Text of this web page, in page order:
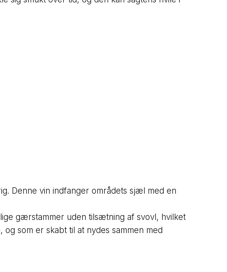
Denne vin indfanger områdets sjæl med en
gærstammer uden tilsætning af svovl, hvilket
som er skabt til at nydes sammen med